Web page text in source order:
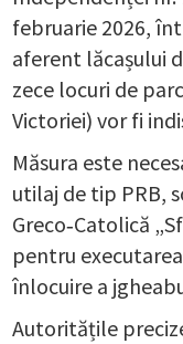
februarie 2026,
aferent lăcașului
zece locuri de
Victoriei) vor fi
Măsura este
utilaj de tip PRB,
Greco‑Catolică
pentru
înlocuire a
Autoritățile